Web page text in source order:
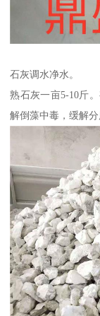
石灰调水净水。
熟石灰一亩5-10斤
解倒藻中毒，缓解分